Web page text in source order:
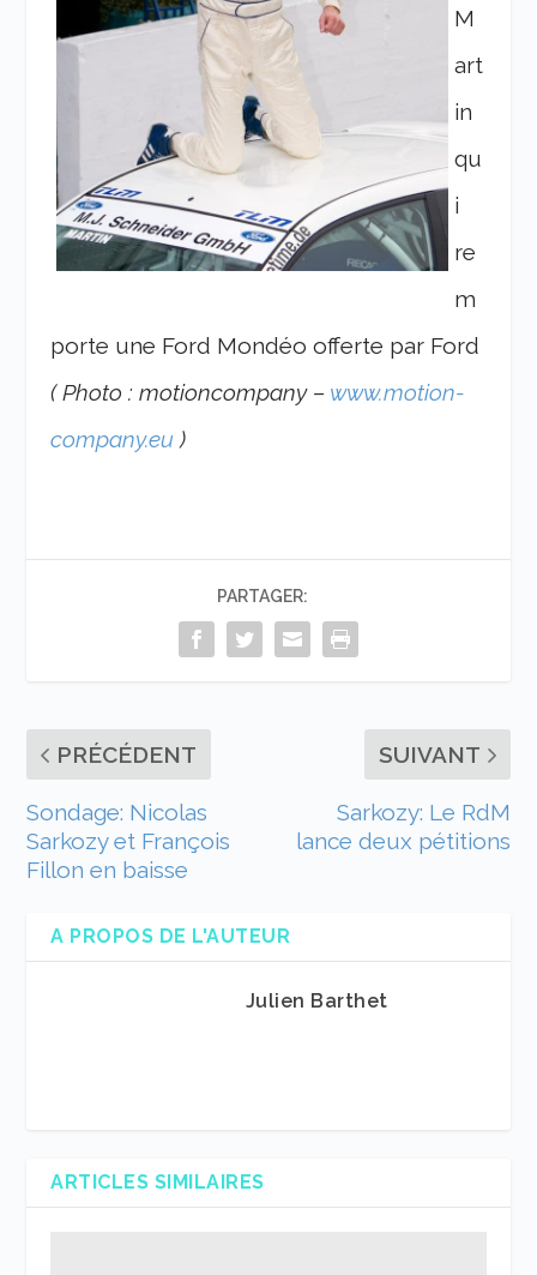
M
art
in
qu
i
re
m
porte une Ford Mondéo offerte par Ford
( Photo : motioncompany – www.motion-
company.eu )
PARTAGER:
PRÉCÉDENT
Sondage: Nicolas
Sarkozy et François
Fillon en baisse
SUIVANT
Sarkozy: Le RdM
lance deux pétitions
A PROPOS DE L'AUTEUR
Julien Barthet
ARTICLES SIMILAIRES